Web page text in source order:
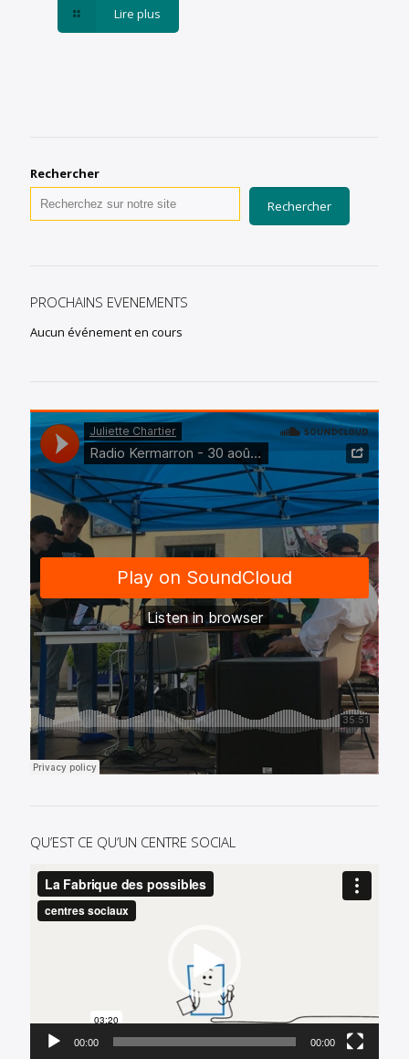
Lire plus
Rechercher
Rechercher
PROCHAINS EVENEMENTS
Aucun événement en cours
QU’EST CE QU’UN CENTRE SOCIAL
Lecteur
vidéo
00:00 00:00